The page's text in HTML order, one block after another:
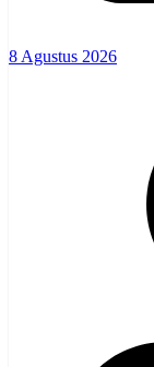
8 Agustus 2026